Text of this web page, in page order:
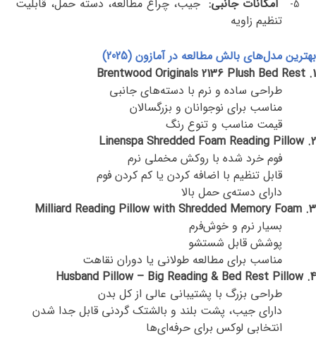
5- امکانات جانبی: جیب، چراغ مطالعه، دسته حمل، قابلیت
تنظیم زاویه
بهترین مدل‌های بالش مطالعه در آمازون (2025)
1. Brentwood Originals 2136 Plush Bed Rest
طراحی ساده و نرم با دسته‌های جانبی
مناسب برای نوجوانان و بزرگسالان
قیمت مناسب و تنوع رنگ
2. Linenspa Shredded Foam Reading Pillow
فوم خرد شده با روکش مخملی نرم
قابل تنظیم با اضافه کردن یا کم کردن فوم
دارای دسته‌ی حمل بالا
3. Milliard Reading Pillow with Shredded Memory Foam
بسیار نرم و خوش‌فرم
پوشش قابل شستشو
مناسب برای مطالعه طولانی یا دوران نقاهت
4. Husband Pillow – Big Reading & Bed Rest Pillow
طراحی بزرگ با پشتیبانی عالی از کل بدن
دارای جیب، پشت بلند و بالشتک گردنی قابل جدا شدن
انتخابی لوکس برای حرفه‌ای‌ها